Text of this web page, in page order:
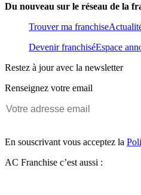
Du nouveau sur le réseau de la
Trouver ma franchise
Devenir franchiséEspace
Restez à jour avec la newsletter
Renseignez votre email
En souscrivant vous acceptez la
AC Franchise c’est aussi :